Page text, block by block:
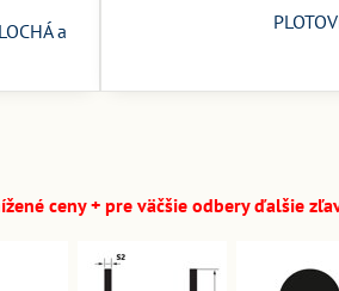
a
ceny + pre väčšie odbery ďalšie